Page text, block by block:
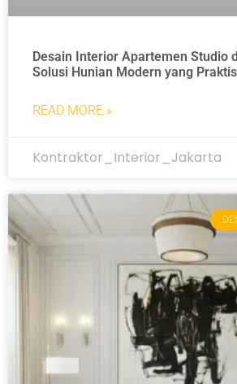
Desain Interior Apartemen Studio
Solusi Hunian Modern yang
READ MORE »
Kontraktor_Interior_Jakarta